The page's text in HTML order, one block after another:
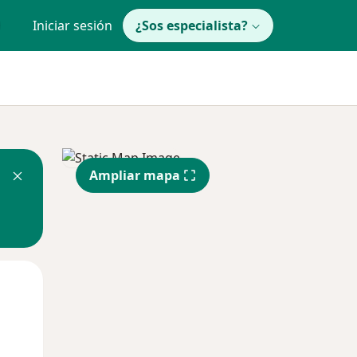
Iniciar sesión ¿Sos especialista?
Ampliar mapa